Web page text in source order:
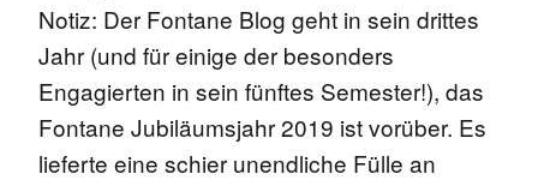
Notiz: Der Fontane Blog geht in sein drittes
Jahr (und für einige der besonders
Engagierten in sein fünftes Semester!), das
Fontane Jubiläumsjahr 2019 ist vorüber. Es
lieferte eine schier unendliche Fülle an